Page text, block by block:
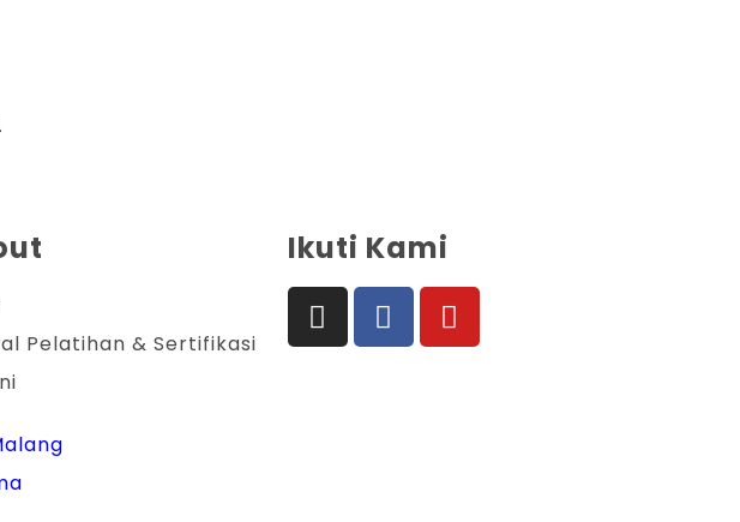
Pelatihan & Sertifikasi
Ikuti Kami